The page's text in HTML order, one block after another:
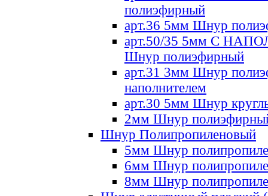
полиэфирный
арт.36 5мм Шнур
арт.50/35 5мм С
Шнур полиэфирный
арт.31 3мм Шнур
наполнителем
арт.30 5мм Шнур
2мм Шнур
Шнур Полипропиленовый
5мм Шнур
6мм Шнур
8мм Шнур